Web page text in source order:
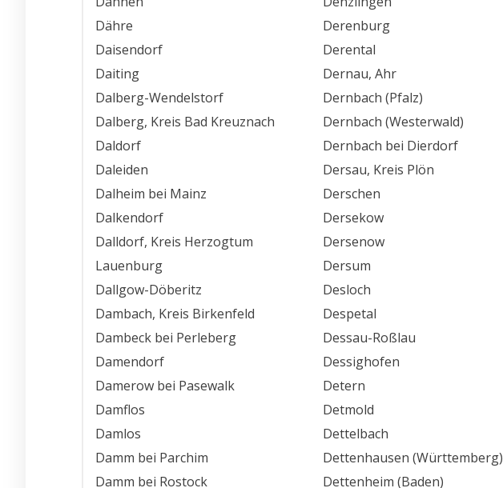
Dähre
Daisendorf
Daiting
Dalberg-Wendelstorf
Dalberg, Kreis Bad Kreuznach
Daldorf
Daleiden
Dalheim bei Mainz
Dalkendorf
Dalldorf, Kreis Herzogtum
Lauenburg
Dallgow-Döberitz
Dambach, Kreis Birkenfeld
Dambeck bei Perleberg
Damendorf
Damerow bei Pasewalk
Damflos
Damlos
Damm bei Parchim
Damm bei Rostock
Derenburg
Derental
Dernau, Ahr
Dernbach (Pfalz)
Dernbach (Westerwald)
Dernbach bei Dierdorf
Dersau, Kreis Plön
Derschen
Dersekow
Dersenow
Dersum
Desloch
Despetal
Dessau-Roßlau
Dessighofen
Detern
Detmold
Dettelbach
Dettenhausen (Württemberg)
Dettenheim (Baden)